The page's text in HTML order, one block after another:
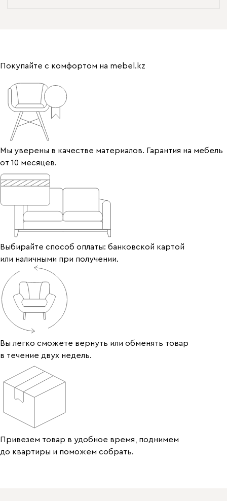
Покупайте с комфортом на mebel.kz
Мы уверены в качестве материалов. Гарантия на мебель
от 10 месяцев.
Выбирайте способ оплаты: банковской картой
или наличными при получении.
Вы легко сможете вернуть или обменять товар
в течение двух недель.
Привезем товар в удобное время, поднимем
до квартиры и поможем собрать.